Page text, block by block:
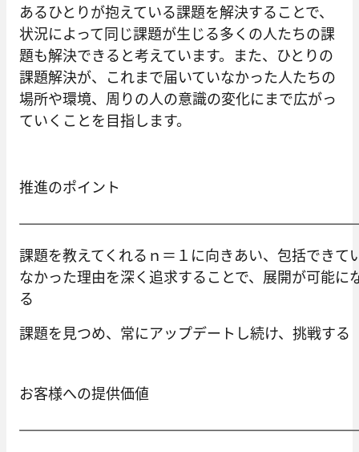
あるひとりが抱えている課題を解決することで、
状況によって同じ課題が生じる多くの人たちの課
題も解決できると考えています。また、ひとりの
課題解決が、これまで届いていなかった人たちの
場所や環境、周りの人の意識の変化にまで広がっ
ていくことを目指します。
推進のポイント
課題を教えてくれるｎ＝１に向きあい、包括できて
なかった理由を深く追求することで、展開が可能に
る
課題を見つめ、常にアップデートし続け、挑戦する
お客様への提供価値